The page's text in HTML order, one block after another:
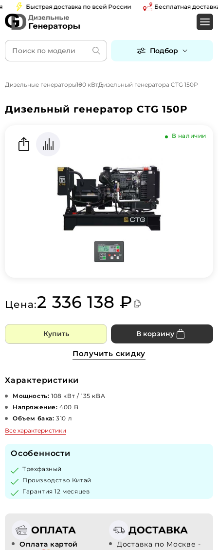
Быстрая доставка по всей России Бесплатная доставка
Подбор
Дизельные генераторы100 кВтДизельный генератора CTG 150P
Дизельный генератор CTG 150P
В наличии
Цена:2 336 138 ₽
Купить В корзину
Получить скидку
Характеристики
Мощность: 108 кВт / 135 кВА
Напряжение: 400 В
Объем бака: 310 л
Все характеристики
Особенности
Трехфазный
Производство Китай
Гарантия 12 месяцев
ОПЛАТА
Оплата картой
ДОСТАВКА
Доставка по Москве -